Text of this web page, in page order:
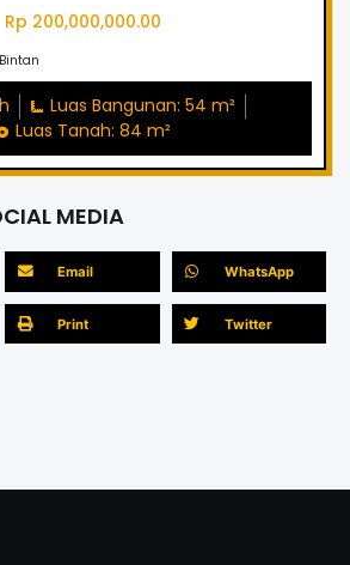
Rp 200,000,000.00
Luas Bangunan: 54 m²
Luas Tanah: 84 m²
MEDIA
Email WhatsApp
Print Twitter